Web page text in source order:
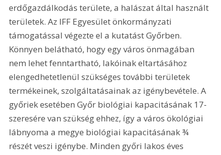
erdőgazdálkodás területe, a halászat által használt
területek. Az IFF Egyesület önkormányzati
támogatással végezte el a kutatást Győrben.
Könnyen belátható, hogy egy város önmagában
nem lehet fenntartható, lakóinak eltartásához
elengedhetetlenül szükséges további területek
termékeinek, szolgáltatásainak az igénybevétele. A
győriek esetében Győr biológiai kapacitásának 17-
szeresére van szükség ehhez, így a város ökológiai
lábnyoma a megye biológiai kapacitásának ¾
részét veszi igénybe. Minden győri lakos éves